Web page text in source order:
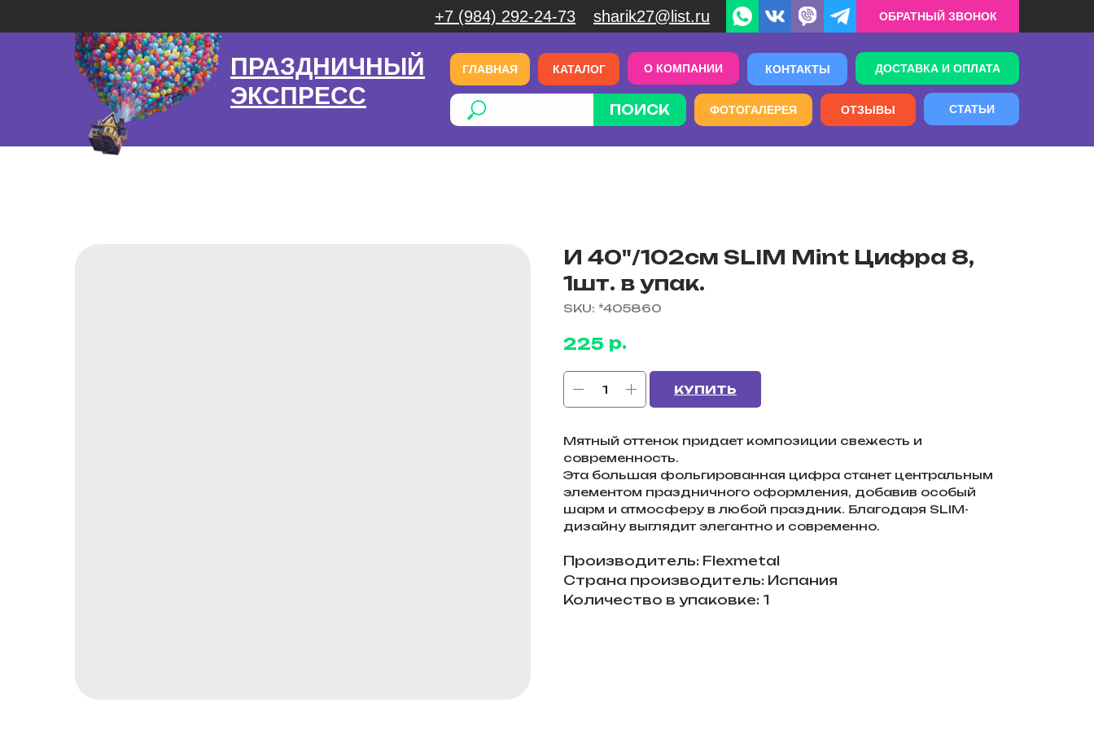
+7 (984) 292-24-73 sharik27@list.ru ОБРАТНЫЙ ЗВОНОК
ПРАЗДНИЧНЫЙ
ЭКСПРЕСС
ГЛАВНАЯ КАТАЛОГ О КОМПАНИИ КОНТАКТЫ ДОСТАВКА И ОПЛАТА
ОТЗЫВЫ СТАТЬИ
ФОТОГАЛЕРЕЯ
ПОИСК
И 40"/102см SLIM Mint Цифра 8,
1шт. в упак.
SKU: *405860
225 р.
КУПИТЬ
Мятный оттенок придает композиции свежесть и
современность.
Эта большая фольгированная цифра станет центральным
элементом праздничного оформления, добавив особый
шарм и атмосферу в любой праздник. Благодаря SLIM-
дизайну выглядит элегантно и современно.
Производитель: Flexmetal
Страна производитель: Испания
Количество в упаковке: 1